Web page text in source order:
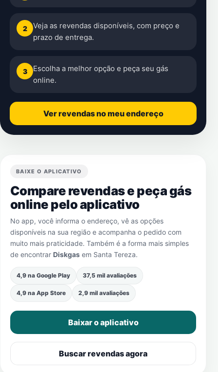
2
Veja as revendas disponíveis, com preço e
prazo de entrega.
3
Escolha a melhor opção e peça seu gás
online.
Ver revendas no meu endereço
BAIXE O APLICATIVO
Compare revendas e peça gás
online pelo aplicativo
No app, você informa o endereço, vê as opções
disponíveis na sua região e acompanha o pedido com
muito mais praticidade. Também é a forma mais simples
de encontrar Diskgas em Santa Tereza.
4,9 na Google Play 37,5 mil avaliações
4,9 na App Store 2,9 mil avaliações
Baixar o aplicativo
Buscar revendas agora